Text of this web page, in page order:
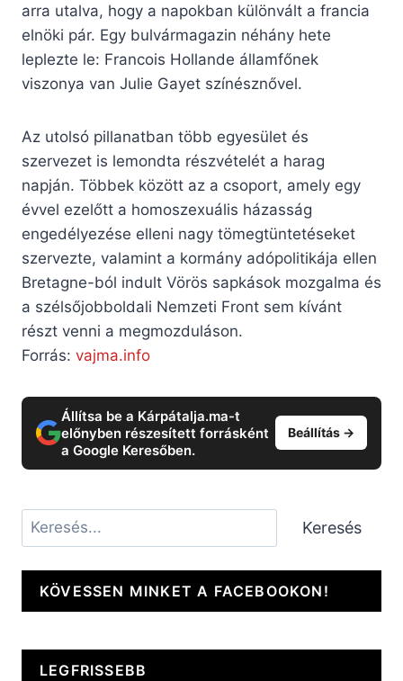
arra utalva, hogy a napokban különvált a francia
elnöki pár. Egy bulvármagazin néhány hete
leplezte le: Francois Hollande államfőnek
viszonya van Julie Gayet színésznővel.
Az utolsó pillanatban több egyesület és
szervezet is lemondta részvételét a harag
napján. Többek között az a csoport, amely egy
évvel ezelőtt a homoszexuális házasság
engedélyezése elleni nagy tömegtüntetéseket
szervezte, valamint a kormány adópolitikája ellen
Bretagne-ból indult Vörös sapkások mozgalma és
a szélsőjobboldali Nemzeti Front sem kívánt
részt venni a megmozduláson.
Forrás: vajma.info
Állítsa be a Kárpátalja.ma-t
előnyben részesített forrásként
a Google Keresőben.
Beállítás →
Keresés Keresés
KÖVESSEN MINKET A FACEBOOKON!
LEGFRISSEBB